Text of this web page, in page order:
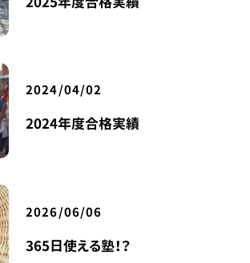
2024/04/02
2024年度合格実績
2026/06/06
365日使える塾！？